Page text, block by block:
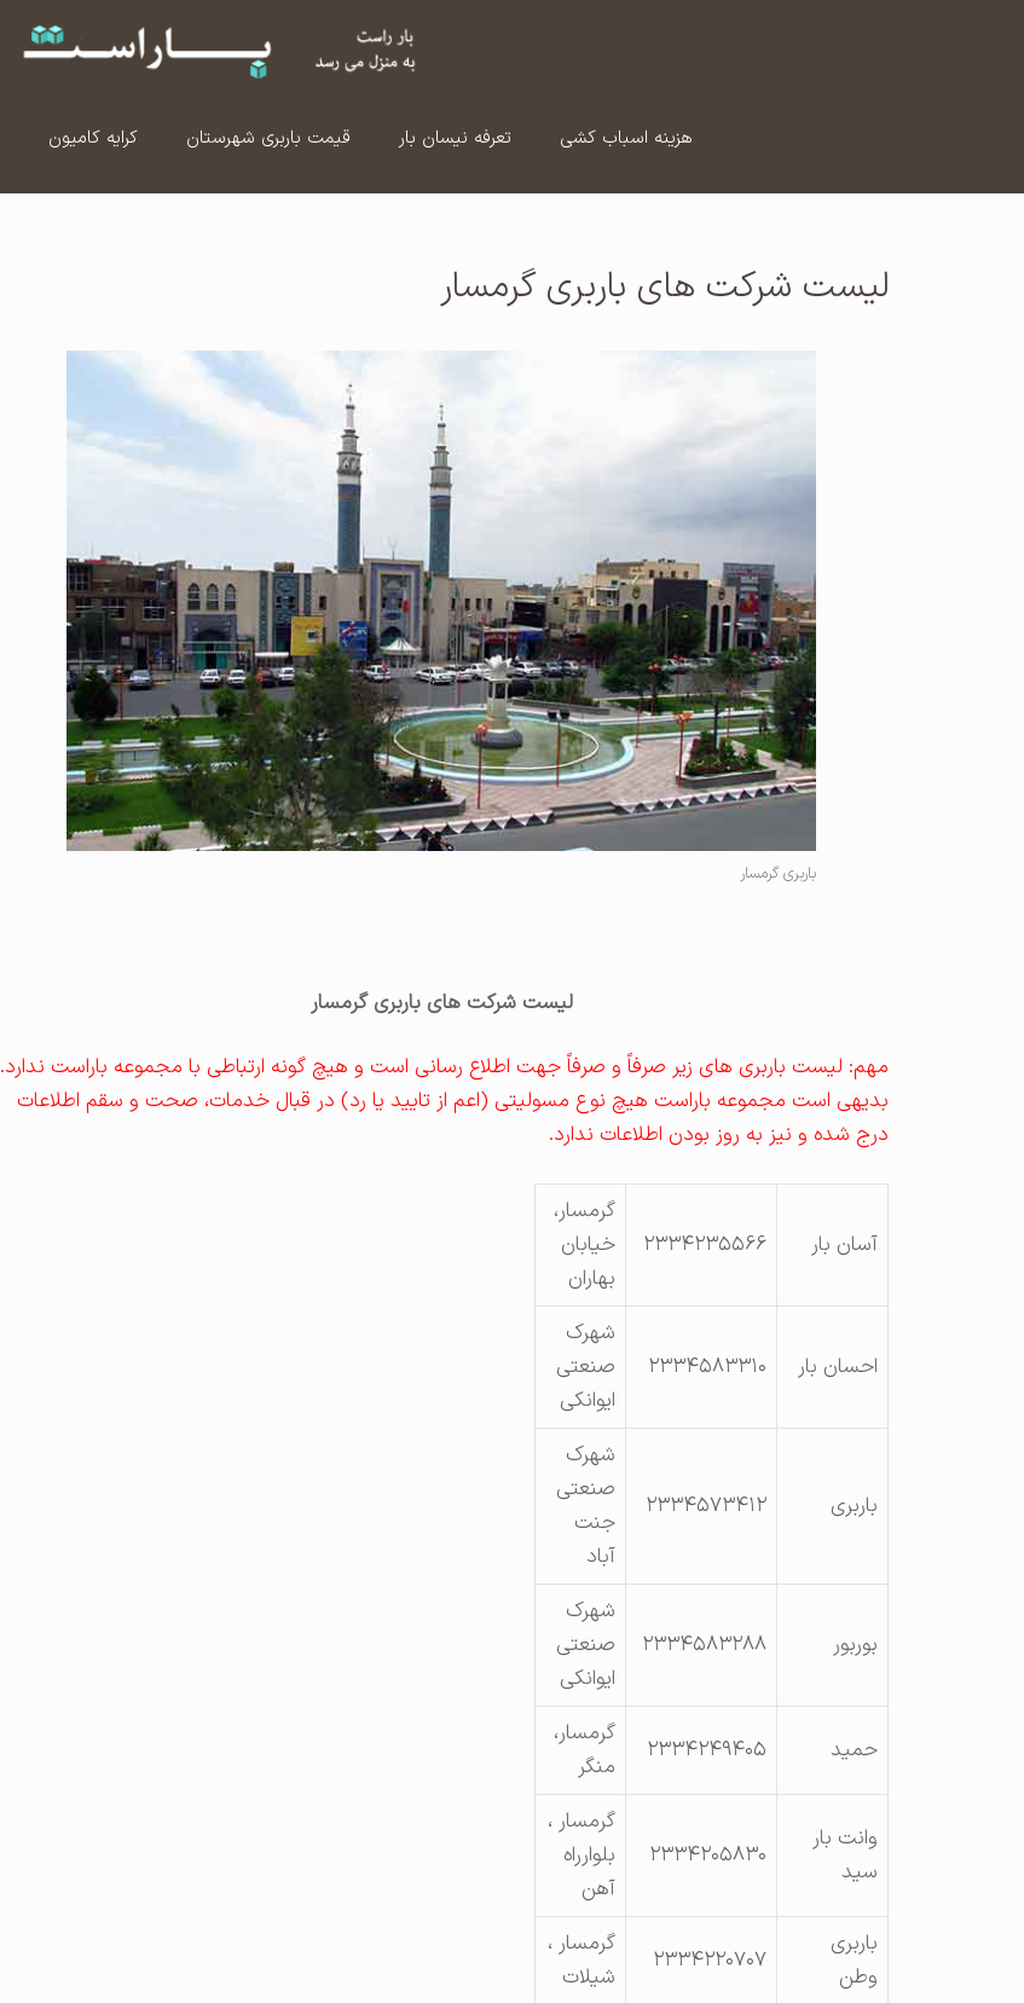
هزینه اسباب کشی تعرفه نیسان بار قیمت باربری شهرستان کرایه کامیون
لیست شرکت های باربری گرمسار
باربری گرمسار
لیست شرکت های باربری گرمسار
مهم: لیست باربری های زیر صرفاً و صرفاً جهت اطلاع رسانی است و هیچ گونه ارتباطی با مجموعه باراست ندارد.
بدیهی است مجموعه باراست هیچ نوع مسولیتی (اعم از تایید یا رد) در قبال خدمات، صحت و سقم اطلاعات
درج شده و نیز به روز بودن اطلاعات ندارد.
آسان بار ۲۳۳۴۲۳۵۵۶۶
گرمسار،
خیابان
بهاران
احسان بار ۲۳۳۴۵۸۳۳۱۰
شهرک
صنعتی
ایوانکی
باربری ۲۳۳۴۵۷۳۴۱۲
شهرک
صنعتی
جنت
آباد
بوربور ۲۳۳۴۵۸۳۲۸۸
شهرک
صنعتی
ایوانکی
حمید ۲۳۳۴۲۴۹۴۰۵
گرمسار،
منگر
وانت بار
سید
۲۳۳۴۲۰۵۸۳۰
گرمسار ،
بلوارراه
آهن
باربری
وطن
۲۳۳۴۲۲۰۷۰۷
گرمسار ،
شیلات